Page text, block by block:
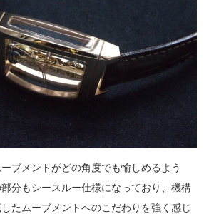
ブメントがどの角度でも愉しめるよう
分もシースルー仕様になっており、機構
たムーブメントへのこだわりを強く感じ